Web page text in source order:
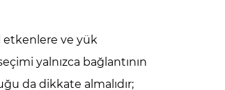
etkenlere ve yük
yalnızca bağlantının
da dikkate almalıdır;